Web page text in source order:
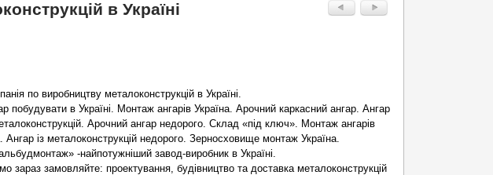
в Україні
по виробництву металоконструкцій в Україні.
побудувати в Україні. Монтаж ангарів Україна. Арочний каркасний ангар. Ангар
Арочний ангар недорого. Склад «під ключ». Монтаж ангарів
Ангар із металоконструкцій недорого. Зерносховище монтаж Україна.
-найпотужніший завод-виробник в Україні.
зараз замовляйте: проектування, будівництво та доставка металоконструкцій